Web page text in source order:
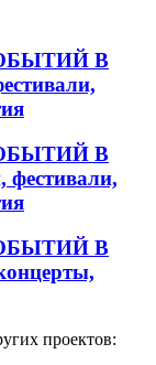
В
В
фестивали,
В
проектов: